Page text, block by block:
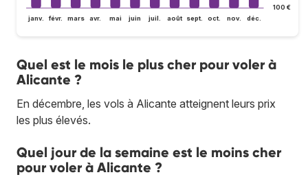
100 €
janv. févr. mars avr. mai juin juil. août sept. oct. nov. déc.
Quel est le mois le plus cher pour voler à
Alicante ?
En décembre, les vols à Alicante atteignent leurs prix
les plus élevés.
Quel jour de la semaine est le moins cher
pour voler à Alicante ?